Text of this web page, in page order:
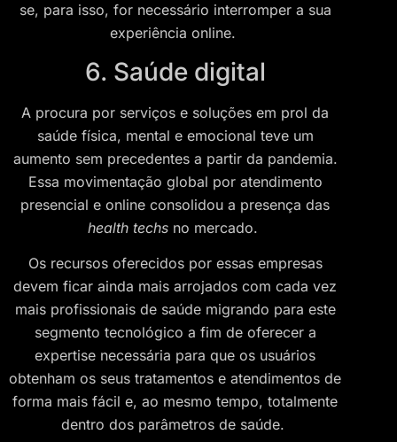
se, para isso, for necessário interromper a sua
experiência online.
6. Saúde digital
A procura por serviços e soluções em prol da
saúde física, mental e emocional teve um
aumento sem precedentes a partir da pandemia.
Essa movimentação global por atendimento
presencial e online consolidou a presença das
health techs no mercado.
Os recursos oferecidos por essas empresas
devem ficar ainda mais arrojados com cada vez
mais profissionais de saúde migrando para este
segmento tecnológico a fim de oferecer a
expertise necessária para que os usuários
obtenham os seus tratamentos e atendimentos de
forma mais fácil e, ao mesmo tempo, totalmente
dentro dos parâmetros de saúde.